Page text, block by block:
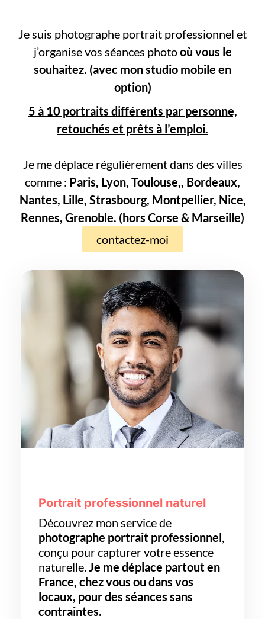
Je suis photographe portrait professionnel et
j’organise vos séances photooù vous le
souhaitez. (avec mon studio mobile en
option)
5 à 10 portraits différents par personne,
retouchés et prêts à l’emploi.
Je me déplace régulièrement dans des villes
comme : Paris, Lyon, Toulouse,, Bordeaux,
Nantes, Lille, Strasbourg, Montpellier, Nice,
Rennes, Grenoble. (hors Corse & Marseille)
contactez-moi
Portrait professionnel naturel
Découvrez mon service de
photographe portrait professionnel
conçu pour capturer votre essence
naturelle. Je me déplace partout en
France, chez vous ou dans vos
locaux, pour des séances sans
contraintes.